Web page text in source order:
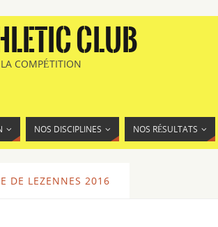
CLUB
COMPÉTITION
NOS DISCIPLINES NOS RÉSULTATS
DE LEZENNES 2016